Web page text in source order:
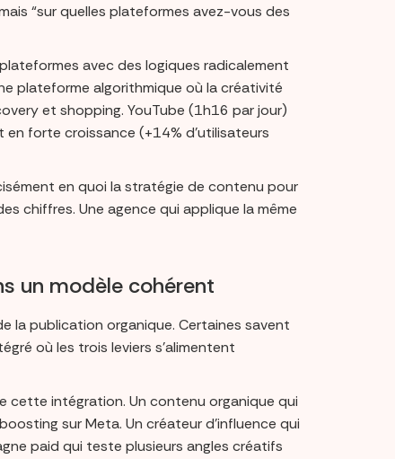
“sur quelles plateformes avez-vous des
avec des logiques radicalement
plateforme algorithmique où la créativité
et shopping. YouTube (1h16 par jour)
forte croissance (+14% d’utilisateurs
en quoi la stratégie de contenu pour
chiffres. Une agence qui applique la même
un modèle cohérent
la publication organique. Certaines savent
où les trois leviers s’alimentent
cette intégration. Un contenu organique qui
sur Meta. Un créateur d’influence qui
paid qui teste plusieurs angles créatifs